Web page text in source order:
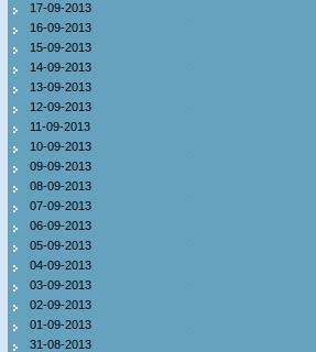
17-09-2013
16-09-2013
15-09-2013
14-09-2013
13-09-2013
12-09-2013
11-09-2013
10-09-2013
09-09-2013
08-09-2013
07-09-2013
06-09-2013
05-09-2013
04-09-2013
03-09-2013
02-09-2013
01-09-2013
31-08-2013